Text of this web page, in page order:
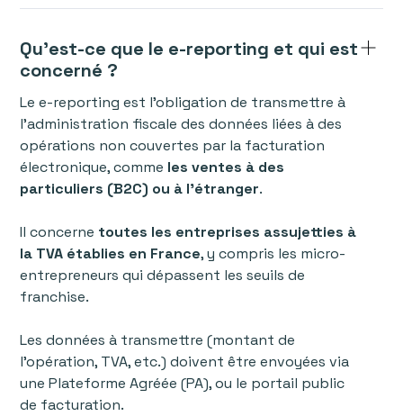
Qu’est-ce que le e-reporting et qui est
concerné ?
Le e-reporting est l’obligation de transmettre à
l’administration fiscale des données liées à des
opérations non couvertes par la facturation
électronique, comme les ventes à des
particuliers (B2C) ou à l’étranger.
Il concerne toutes les entreprises assujetties à
la TVA établies en France, y compris les micro-
entrepreneurs qui dépassent les seuils de
franchise.
Les données à transmettre (montant de
l’opération, TVA, etc.) doivent être envoyées via
une Plateforme Agréée (PA), ou le portail public
de facturation.